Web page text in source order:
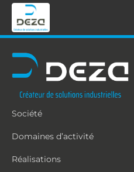
Société
Domaines d’activité
Réalisations